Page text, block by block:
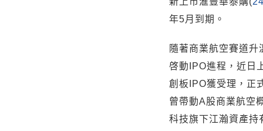
年5月到期。
隨著商業航空賽道
啓動IPO進程，近日
創板IPO獲受理，正
曾帶動A股商業航空
科技旗下江瀚資產持